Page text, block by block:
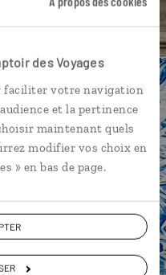
des Voyages
faciliter votre navigation
et la pertinence
maintenant quels
modifier vos choix en
» en bas de page.
Île de Porto Santo
- Madère
Portugal
conseils à nos